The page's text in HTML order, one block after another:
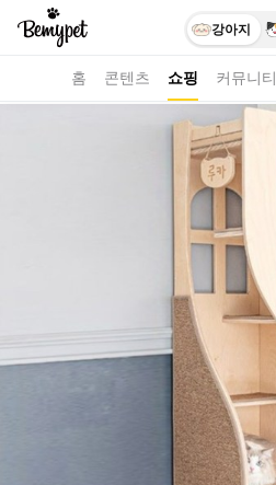
강아지
홈 콘텐츠 쇼핑 커뮤니티